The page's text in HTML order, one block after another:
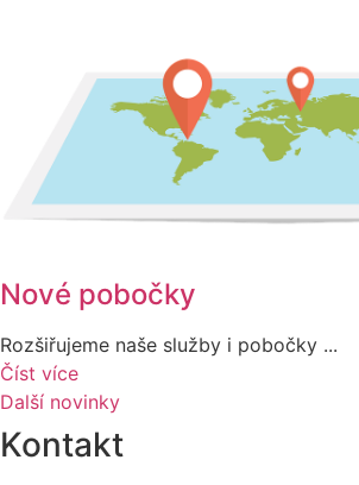
Nové pobočky
Rozšiřujeme naše služby i pobočky ...
Číst více
Další novinky
Kontakt